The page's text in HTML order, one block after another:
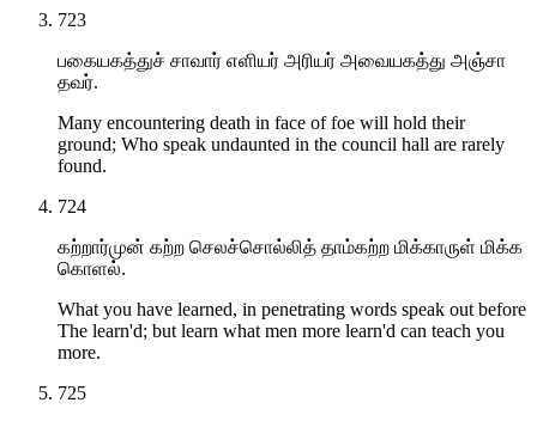
723
பகையகத்துச் சாவார் எளியர் அரியர் அவையகத்து அஞ்சா
தவர்.
Many encountering death in face of foe will hold their
ground; Who speak undaunted in the council hall are rarely
found.
724
கற்றார்முன் கற்ற செலச்சொல்லித் தாம்கற்ற மிக்காருள் மிக்க
கொளல்.
What you have learned, in penetrating words speak out before
The learn'd; but learn what men more learn'd can teach you
more.
725